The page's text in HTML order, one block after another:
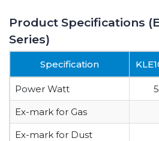
Product Specifications
Series)
Specification
Power Watt
Ex-mark for Gas
Ex-mark for Dust